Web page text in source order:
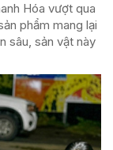
Hóa vượt qua
phẩm mang lại
sâu, sản vật này